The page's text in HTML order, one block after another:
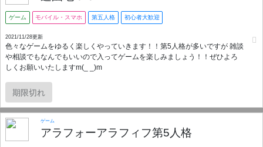
ゲーム モバイル・スマホ 第五人格 初心者大歓迎
2021/11/28更新
色々なゲームをゆるく楽しくやっていきます！！第5人格が多いですが 雑談
や相談でもなんでもいいので入ってゲームを楽しみましょう！！ぜひよろ
しくお願いいたしますm(_ _)m
期限切れ
ゲーム
アラフォーアラフィフ第5人格